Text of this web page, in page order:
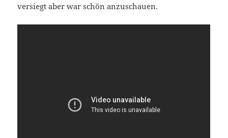
versiegt aber war schön anzuschauen.